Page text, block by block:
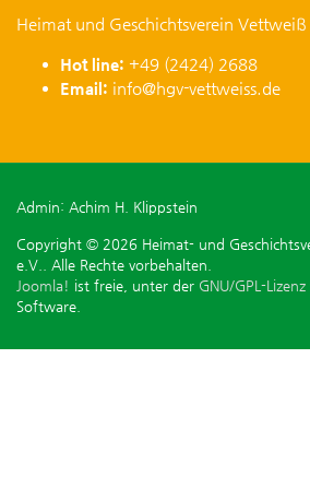
Heimat und Geschichtsverein Vettweiß
Hot line: +49 (2424) 2688
Email: info@hgv-vettweiss.de
Admin: Achim H. Klippstein
Copyright © 2026 Heimat- und
e.V.. Alle Rechte vorbehalten.
Joomla! ist freie, unter der GNU/GPL-Lizenz
Software.